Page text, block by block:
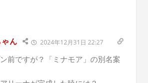
ん 2024年12月31日 22:27
前ですが？「ミナモア」の別名案